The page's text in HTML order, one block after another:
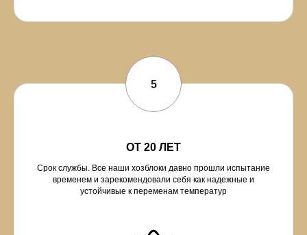
ОТ 20 ЛЕТ
Срок службы. Все наши хозблоки давно прошли испытание
временем и зарекомендовали себя как надежные и
устойчивые к переменам температур